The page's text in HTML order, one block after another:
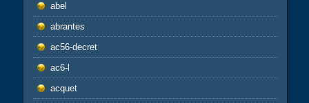
abel
abrantes
ac56-decret
ac6-l
acquet